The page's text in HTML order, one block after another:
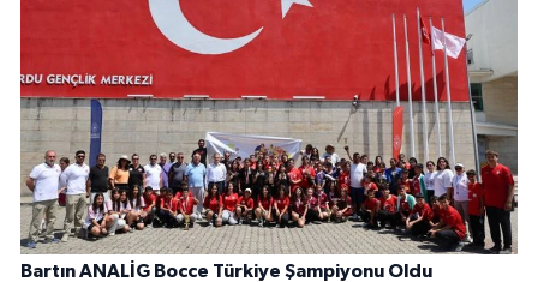
Bartın ANALİG Bocce Türkiye Şampiyonu Oldu